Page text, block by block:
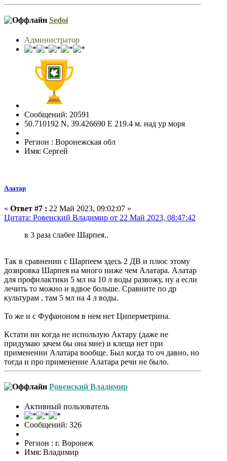
Sedoi
Администратор
Сообщений: 20591
50.710192 N, 39.426690 E 219.4 м. над ур моря
Регион : Воронежская обл
Имя: Сергей
Алатар
« Ответ #7 : 22 Май 2023, 09:02:07 »
Цитата: Ровенский Владимир от 22 Май 2023, 08:47:42
в 3 раза слабее Шарпея..
Так в сравнении с Шарпеем здесь 2 ДВ и плюс этому
дозировка Шарпея на много ниже чем Алатара. Алатар
для профилактики 5 мл на 10 л воды развожу, ну а если
лечить то можно и вдвое больше. Сравните по др
культурам , там 5 мл на 4 л воды.
То же и с Фуфаноном в нем нет Циперметрина.
Кстати ни когда не использую Актару (даже не
придумаю зачем бы она мне) и клеща нет при
применении Алатара вообще. Был когда то оч давно, но
тогда и про применение Алатара речи не было.
Ровенский Владимир
Активный пользователь
Сообщений: 326
Регион : г. Воронеж
Имя: Владимир